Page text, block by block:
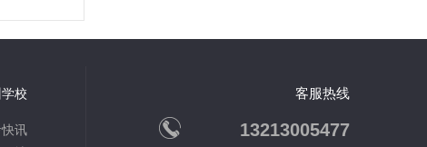
校
讯
客服热线
13213005477